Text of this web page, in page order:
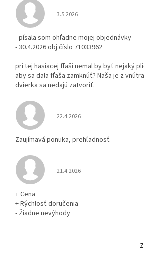
Hodnotenie obchodu je 3 z 5
3.5.2026
- písala som ohľadne mojej objednávky
- 30.4.2026 obj.číslo 71033962
pri tej hasiacej fľaši nemal by byť nejaký
aby sa dala fľaša zamknúť? Naša je z
dvierka sa nedajú zatvoriť.
Hodnotenie obchodu je 5 z 5
22.4.2026
Zaujímavá ponuka, prehľadnosť
Hodnotenie obchodu je 5 z 5
21.4.2026
+ Cena
+ Rýchlosť doručenia
- Žiadne nevýhody